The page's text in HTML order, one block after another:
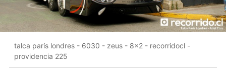
talca parís londres - 6030 - zeus - 8x2 - recorridocl -
providencia 225